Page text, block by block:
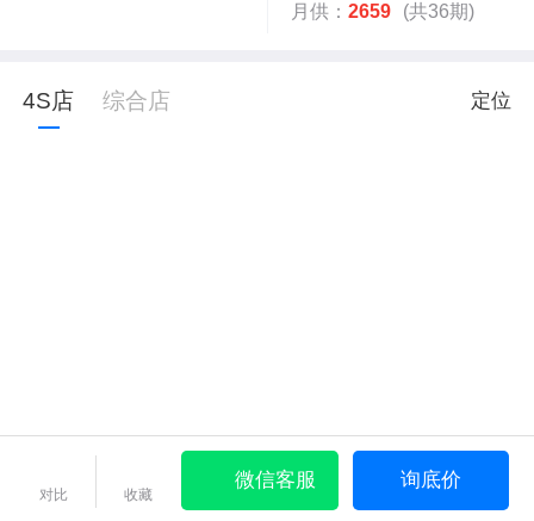
月供： 2659 (共36期)
4S店 综合店 定位
对比 收藏
微信客服 询底价